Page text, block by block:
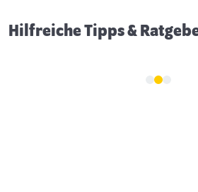
Hilfreiche Tipps &